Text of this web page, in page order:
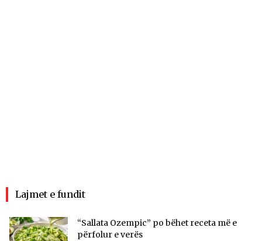
Lajmet e fundit
“Sallata Ozempic” po bëhet receta më e
përfolur e verës